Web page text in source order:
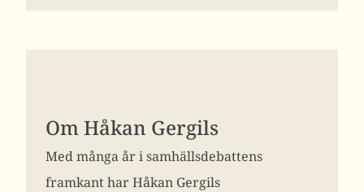
Om Håkan Gergils
Med många år i samhällsdebattens
framkant har Håkan Gergils